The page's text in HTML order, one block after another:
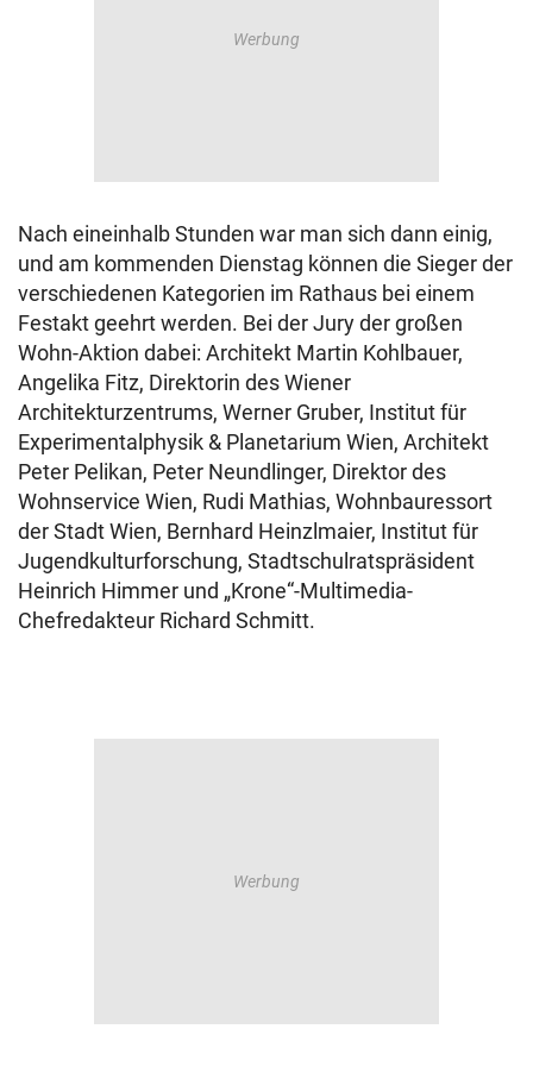
Nach eineinhalb Stunden war man sich dann einig,
und am kommenden Dienstag können die Sieger der
verschiedenen Kategorien im Rathaus bei einem
Festakt geehrt werden. Bei der Jury der großen
Wohn-Aktion dabei: Architekt Martin Kohlbauer,
Angelika Fitz, Direktorin des Wiener
Architekturzentrums, Werner Gruber, Institut für
Experimentalphysik & Planetarium Wien, Architekt
Peter Pelikan, Peter Neundlinger, Direktor des
Wohnservice Wien, Rudi Mathias, Wohnbauressort
der Stadt Wien, Bernhard Heinzlmaier, Institut für
Jugendkulturforschung, Stadtschulratspräsident
Heinrich Himmer und „Krone“-Multimedia-
Chefredakteur Richard Schmitt.